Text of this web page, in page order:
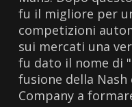
fu il migliore per
competizioni
sui mercati una
fu dato il nome di
fusione della
Company a